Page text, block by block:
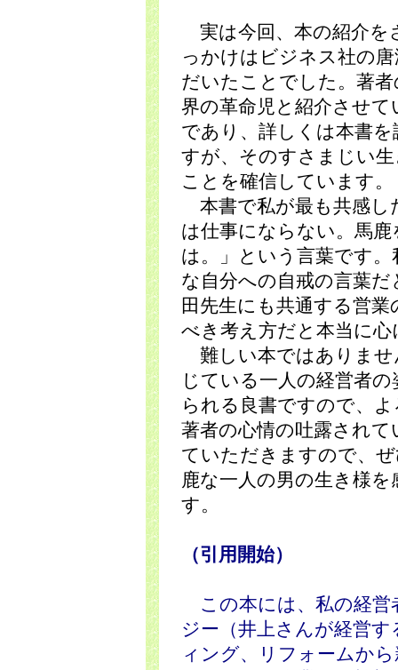
実は今回、本の紹介を
っかけはビジネス社の
だいたことでした。著
界の革命児と紹介させ
であり、詳しくは本書
すが、そのすさまじい
ことを確信しています。
本書で私が最も共感し
は仕事にならない。馬
は。」という言葉です
な自分への自戒の言葉
田先生にも共通する営
べき考え方だと本当に
難しい本ではありませ
じている一人の経営者
られる良書ですので、
著者の心情の吐露され
ていただきますので、
鹿な一人の男の生き様
す。
（引用開始）
この本には、私の経営
ジー（井上さんが経営
ィング、リフォームか